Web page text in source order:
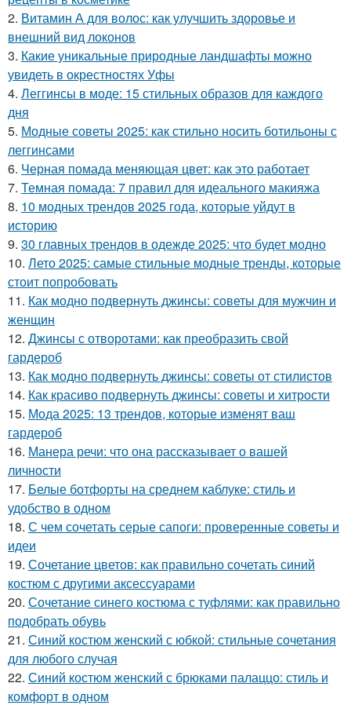
2. Витамин А для волос: как улучшить здоровье и
внешний вид локонов
3. Какие уникальные природные ландшафты можно
увидеть в окрестностях Уфы
4. Леггинсы в моде: 15 стильных образов для каждого
дня
5. Модные советы 2025: как стильно носить ботильоны с
леггинсами
6. Черная помада меняющая цвет: как это работает
7. Темная помада: 7 правил для идеального макияжа
8. 10 модных трендов 2025 года, которые уйдут в
историю
9. 30 главных трендов в одежде 2025: что будет модно
10. Лето 2025: самые стильные модные тренды, которые
стоит попробовать
11. Как модно подвернуть джинсы: советы для мужчин и
женщин
12. Джинсы с отворотами: как преобразить свой
гардероб
13. Как модно подвернуть джинсы: советы от стилистов
14. Как красиво подвернуть джинсы: советы и хитрости
15. Мода 2025: 13 трендов, которые изменят ваш
гардероб
16. Манера речи: что она рассказывает о вашей
личности
17. Белые ботфорты на среднем каблуке: стиль и
удобство в одном
18. С чем сочетать серые сапоги: проверенные советы и
идеи
19. Сочетание цветов: как правильно сочетать синий
костюм с другими аксессуарами
20. Сочетание синего костюма с туфлями: как правильно
подобрать обувь
21. Синий костюм женский с юбкой: стильные сочетания
для любого случая
22. Синий костюм женский с брюками палаццо: стиль и
комфорт в одном